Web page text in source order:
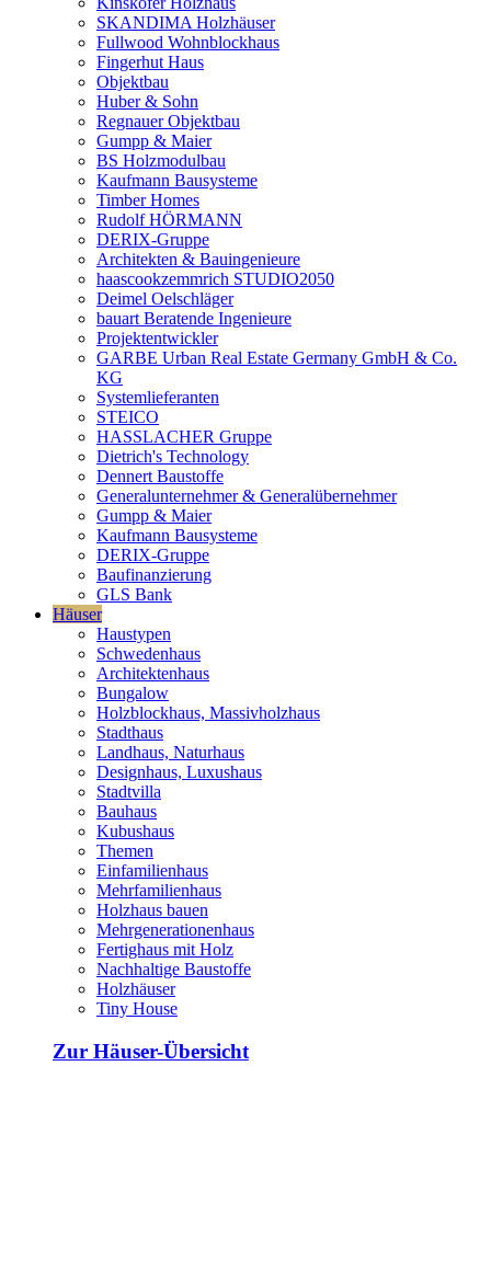
SKANDIMA Holzhäuser
Fullwood Wohnblockhaus
Fingerhut Haus
Objektbau
Huber & Sohn
Regnauer Objektbau
Gumpp & Maier
BS Holzmodulbau
Kaufmann Bausysteme
Timber Homes
Rudolf HÖRMANN
DERIX-Gruppe
Architekten & Bauingenieure
haascookzemmrich STUDIO2050
Deimel Oelschläger
bauart Beratende Ingenieure
Projektentwickler
GARBE Urban Real Estate Germany GmbH & Co.
KG
Systemlieferanten
STEICO
HASSLACHER Gruppe
Dietrich's Technology
Dennert Baustoffe
Generalunternehmer & Generalübernehmer
Gumpp & Maier
Kaufmann Bausysteme
DERIX-Gruppe
Baufinanzierung
GLS Bank
Häuser
Haustypen
Schwedenhaus
Architektenhaus
Bungalow
Holzblockhaus, Massivholzhaus
Stadthaus
Landhaus, Naturhaus
Designhaus, Luxushaus
Stadtvilla
Bauhaus
Kubushaus
Themen
Einfamilienhaus
Mehrfamilienhaus
Holzhaus bauen
Mehrgenerationenhaus
Fertighaus mit Holz
Nachhaltige Baustoffe
Holzhäuser
Tiny House
Zur Häuser-Übersicht